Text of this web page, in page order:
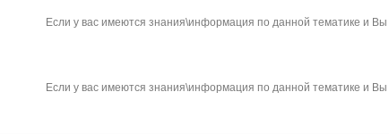
Если у вас имеются знания\информация по данной тематике и Вы
Если у вас имеются знания\информация по данной тематике и Вы